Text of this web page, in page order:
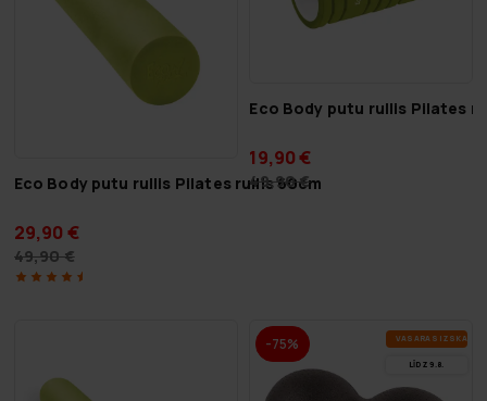
Eco Body putu rullis Pilates rullis 60cm
29,90 €
49,90 €
Eco Body putu rullis Pilates
19,90 €
49,90 €
-75% VA­SA­RAS IZ­SKA­ŅA
LĪDZ 9.8.